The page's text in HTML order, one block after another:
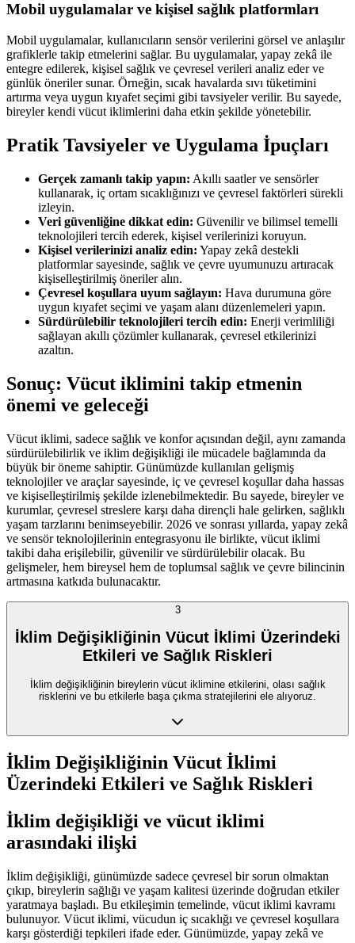
Mobil uygulamalar ve kişisel sağlık platformları
Mobil uygulamalar, kullanıcıların sensör verilerini görsel ve anlaşılır
grafiklerle takip etmelerini sağlar. Bu uygulamalar, yapay zekâ ile
entegre edilerek, kişisel sağlık ve çevresel verileri analiz eder ve
günlük öneriler sunar. Örneğin, sıcak havalarda sıvı tüketimini
artırma veya uygun kıyafet seçimi gibi tavsiyeler verilir. Bu sayede,
bireyler kendi vücut iklimlerini daha etkin şekilde yönetebilir.
Pratik Tavsiyeler ve Uygulama İpuçları
Gerçek zamanlı takip yapın: Akıllı saatler ve sensörler
kullanarak, iç ortam sıcaklığınızı ve çevresel faktörleri sürekli
izleyin.
Veri güvenliğine dikkat edin: Güvenilir ve bilimsel temelli
teknolojileri tercih ederek, kişisel verilerinizi koruyun.
Kişisel verilerinizi analiz edin: Yapay zekâ destekli
platformlar sayesinde, sağlık ve çevre uyumunuzu artıracak
kişiselleştirilmiş öneriler alın.
Çevresel koşullara uyum sağlayın: Hava durumuna göre
uygun kıyafet seçimi ve yaşam alanı düzenlemeleri yapın.
Sürdürülebilir teknolojileri tercih edin: Enerji verimliliği
sağlayan akıllı çözümler kullanarak, çevresel etkilerinizi
azaltın.
Sonuç: Vücut iklimini takip etmenin
önemi ve geleceği
Vücut iklimi, sadece sağlık ve konfor açısından değil, aynı zamanda
sürdürülebilirlik ve iklim değişikliği ile mücadele bağlamında da
büyük bir öneme sahiptir. Günümüzde kullanılan gelişmiş
teknolojiler ve araçlar sayesinde, iç ve çevresel koşullar daha hassas
ve kişiselleştirilmiş şekilde izlenebilmektedir. Bu sayede, bireyler ve
kurumlar, çevresel streslere karşı daha dirençli hale gelirken, sağlıklı
yaşam tarzlarını benimseyebilir. 2026 ve sonrası yıllarda, yapay zekâ
ve sensör teknolojilerinin entegrasyonu ile birlikte, vücut iklimi
takibi daha erişilebilir, güvenilir ve sürdürülebilir olacak. Bu
gelişmeler, hem bireysel hem de toplumsal sağlık ve çevre bilincinin
artmasına katkıda bulunacaktır.
3
İklim Değişikliğinin Vücut İklimi Üzerindeki
Etkileri ve Sağlık Riskleri
İklim değişikliğinin bireylerin vücut iklimine etkilerini, olası sağlık
risklerini ve bu etkilerle başa çıkma stratejilerini ele alıyoruz.
İklim Değişikliğinin Vücut İklimi
Üzerindeki Etkileri ve Sağlık Riskleri
İklim değişikliği ve vücut iklimi
arasındaki ilişki
İklim değişikliği, günümüzde sadece çevresel bir sorun olmaktan
çıkıp, bireylerin sağlığı ve yaşam kalitesi üzerinde doğrudan etkiler
yaratmaya başladı. Bu etkileşimin temelinde, vücut iklimi kavramı
bulunuyor. Vücut iklimi, vücudun iç sıcaklığı ve çevresel koşullara
karşı gösterdiği tepkileri ifade eder. Günümüzde, yapay zekâ ve